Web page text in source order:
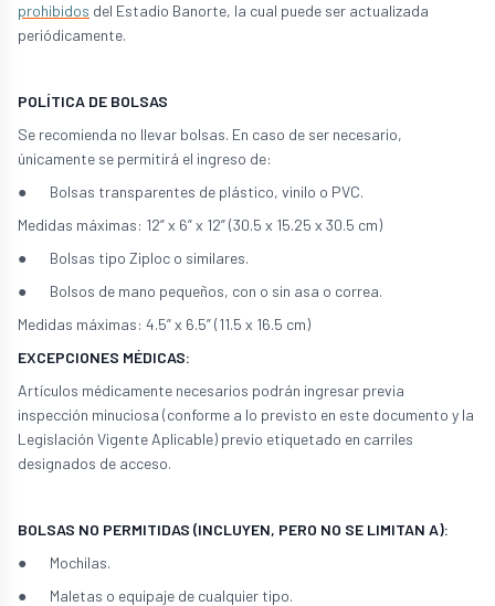
prohibidos del Estadio Banorte, la cual puede ser actualizada
periódicamente.
POLÍTICA DE BOLSAS
Se recomienda no llevar bolsas. En caso de ser necesario,
únicamente se permitirá el ingreso de:
● Bolsas transparentes de plástico, vinilo o PVC.
Medidas máximas: 12” x 6” x 12” (30.5 x 15.25 x 30.5 cm)
● Bolsas tipo Ziploc o similares.
● Bolsos de mano pequeños, con o sin asa o correa.
Medidas máximas: 4.5” x 6.5” (11.5 x 16.5 cm)
EXCEPCIONES MÉDICAS:
Artículos médicamente necesarios podrán ingresar previa
inspección minuciosa (conforme a lo previsto en este documento y la
Legislación Vigente Aplicable) previo etiquetado en carriles
designados de acceso.
BOLSAS NO PERMITIDAS (INCLUYEN, PERO NO SE LIMITAN A):
● Mochilas.
● Maletas o equipaje de cualquier tipo.